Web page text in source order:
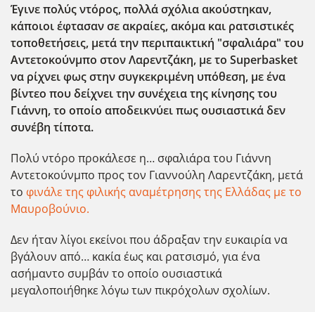
Έγινε πολύς ντόρος, πολλά σχόλια ακούστηκαν,
κάποιοι έφτασαν σε ακραίες, ακόμα και ρατσιστικές
τοποθετήσεις, μετά την περιπαικτική "σφαλι΄άρα" του
Αντετοκούνμπο στον Λαρεντζάκη, με το Superbasket
να ρίχνει φως στην συγκεκριμένη υπόθεση, με ένα
βίντεο που δείχνει την συνέχεια της κίνησης του
Γιάννη, το οποίο αποδεικνύει πως ουσιαστικά δεν
συνέβη τίποτα.
Πολύ ντόρο προκάλεσε η… σφαλιάρα του Γιάννη
Αντετοκούνμπο προς τον Γιαννούλη Λαρεντζάκη, μετά
το φινάλε της φιλικής αναμέτρησης της Ελλάδας με το
Μαυροβούνιο.
Δεν ήταν λίγοι εκείνοι που άδραξαν την ευκαιρία να
βγάλουν από… κακία έως και ρατσισμό, για ένα
ασήμαντο συμβάν το οποίο ουσιαστικά
μεγαλοποιήθηκε λόγω των πικρόχολων σχολίων.